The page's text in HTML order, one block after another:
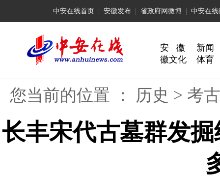
中安在线首页 安徽发布 省政府网微博 中安在线
安 徽
新闻
徽文化
体育
您当前的位置 ： 历史 > 考
长丰宋代古墓群发